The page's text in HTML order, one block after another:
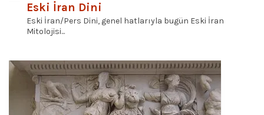
Eski İran Dini
Eski İran/Pers Dini, genel hatlarıyla bugün Eski İran
Mitolojisi...